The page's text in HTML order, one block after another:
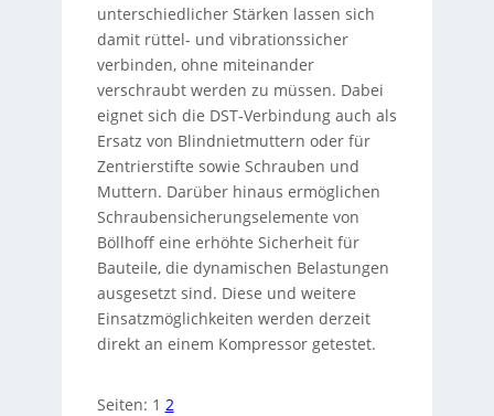
unterschiedlicher Stärken lassen sich
damit rüttel- und vibrationssicher
verbinden, ohne miteinander
verschraubt werden zu müssen. Dabei
eignet sich die DST-Verbindung auch als
Ersatz von Blindnietmuttern oder für
Zentrierstifte sowie Schrauben und
Muttern. Darüber hinaus ermöglichen
Schraubensicherungselemente von
Böllhoff eine erhöhte Sicherheit für
Bauteile, die dynamischen Belastungen
ausgesetzt sind. Diese und weitere
Einsatzmöglichkeiten werden derzeit
direkt an einem Kompressor getestet.
Seiten: 1 2